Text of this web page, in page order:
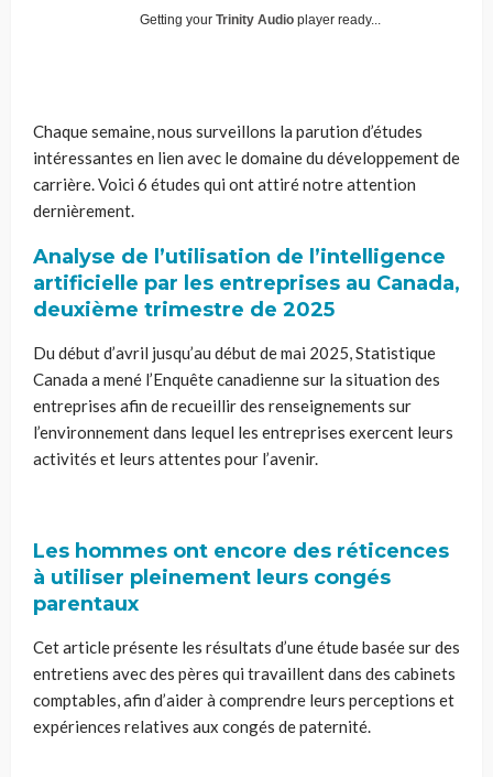
Getting your Trinity Audio player ready...
Chaque semaine, nous surveillons la parution d’études
intéressantes en lien avec le domaine du développement de
carrière. Voici 6 études qui ont attiré notre attention
dernièrement.
Analyse de l’utilisation de l’intelligence
artificielle par les entreprises au Canada,
deuxième trimestre de 2025
Du début d’avril jusqu’au début de mai 2025, Statistique
Canada a mené l’Enquête canadienne sur la situation des
entreprises afin de recueillir des renseignements sur
l’environnement dans lequel les entreprises exercent leurs
activités et leurs attentes pour l’avenir.
Les hommes ont encore des réticences
à utiliser pleinement leurs congés
parentaux
Cet article présente les résultats d’une étude basée sur des
entretiens avec des pères qui travaillent dans des cabinets
comptables, afin d’aider à comprendre leurs perceptions et
expériences relatives aux congés de paternité.